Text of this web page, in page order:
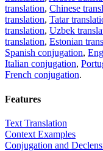
translation, Chinese
translation, Tatar
translation, Uzbek
translation, Estonian
Spanish conjugation,
Italian conjugation,
French conjugation.
Features
Text Translation
Context Examples
Conjugation and